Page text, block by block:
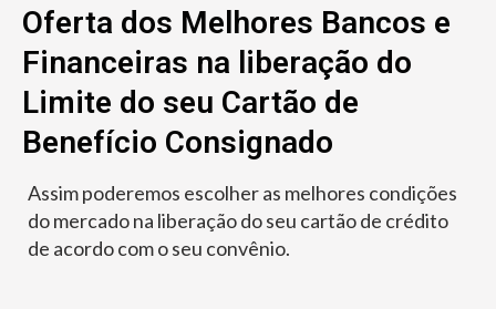
Oferta dos Melhores Bancos e
Financeiras na liberação do
Limite do seu Cartão de
Benefício Consignado
Assim poderemos escolher as melhores condições
do mercado na liberação do seu cartão de crédito
de acordo com o seu convênio.